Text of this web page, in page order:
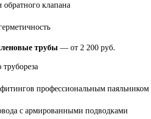
клапана
трубы — от 2 200 руб.
профессиональным паяльником
с армированными подводками